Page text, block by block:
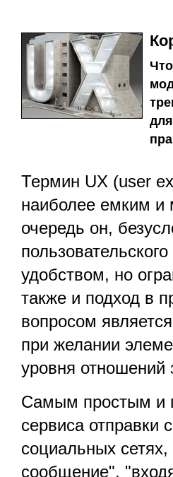
Термин UX (user
наиболее емким
очередь он,
удобством, но
также и подход в
вопросом
при желании
уровня отношений
Самым простым и
сервиса отправки
социальных
сообщение",